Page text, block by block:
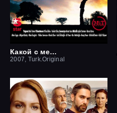
Какой с меня отец
2007, Turk.Original